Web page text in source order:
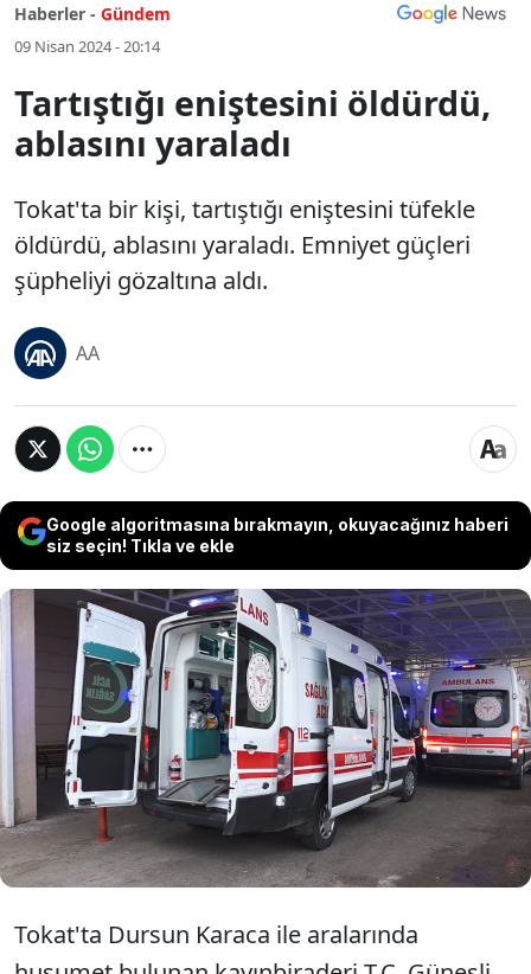
Haberler - Gündem
09 Nisan 2024 - 20:14
Tartıştığı eniştesini öldürdü,
ablasını yaraladı
Tokat'ta bir kişi, tartıştığı eniştesini tüfekle
öldürdü, ablasını yaraladı. Emniyet güçleri
şüpheliyi gözaltına aldı.
AA
Google algoritmasına bırakmayın, okuyacağınız haberi
siz seçin! Tıkla ve ekle
Tokat'ta bir kişi, tartıştığı eniştesini
tüfekle öldürdü, ablasını
yaraladı. Emniyet güçleri şüpheliyi
gözaltına aldı.
Tokat'ta Dursun Karaca ile aralarında